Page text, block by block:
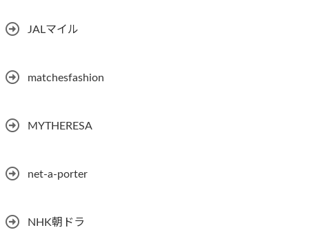
JALマイル
matchesfashion
MYTHERESA
net-a-porter
NHK朝ドラ